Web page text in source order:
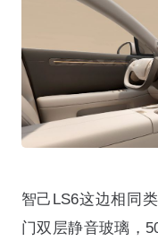
智己LS6这边相同
门双层静音玻璃，